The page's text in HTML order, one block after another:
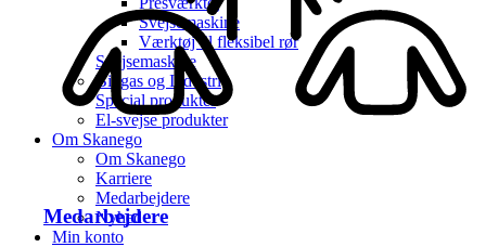
Medarbejdere
Svejsemaskine
Værktøj til fleksibel rør
Svejsemaskine
Biogas og Industri
Special produkter
El-svejse produkter
Om Skanego
Om Skanego
Karriere
Medarbejdere
Nyhed
Min konto